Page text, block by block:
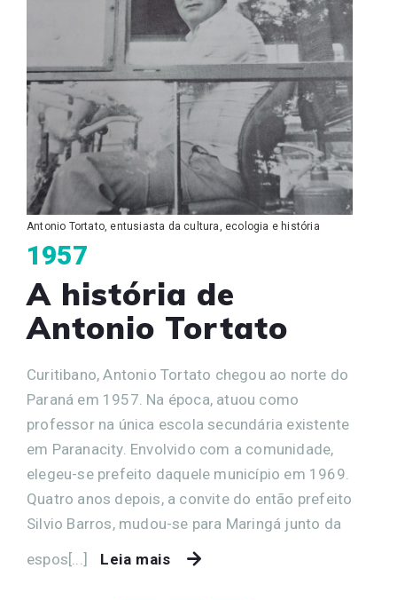
Antonio Tortato, entusiasta da cultura, ecologia e história
1957
A história de
Antonio Tortato
Curitibano, Antonio Tortato chegou ao norte do
Paraná em 1957. Na época, atuou como
professor na única escola secundária existente
em Paranacity. Envolvido com a comunidade,
elegeu-se prefeito daquele município em 1969.
Quatro anos depois, a convite do então prefeito
Silvio Barros, mudou-se para Maringá junto da
espos[...]
Leia mais